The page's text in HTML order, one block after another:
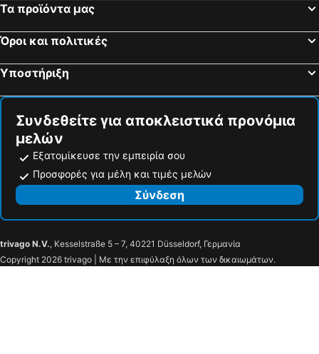
Τα προϊόντα μας
Όροι και πολιτικές
Υποστήριξη
Συνδεθείτε για αποκλειστικά προνόμια
μελών
Εξατομίκευσε την εμπειρία σου
Προσφορές για μέλη και τιμές μελών
Σύνδεση
trivago N.V., Kesselstraße 5 – 7, 40221 Düsseldorf, Γερμανία
Copyright 2026 trivago | Με την επιφύλαξη όλων των δικαιωμάτων.